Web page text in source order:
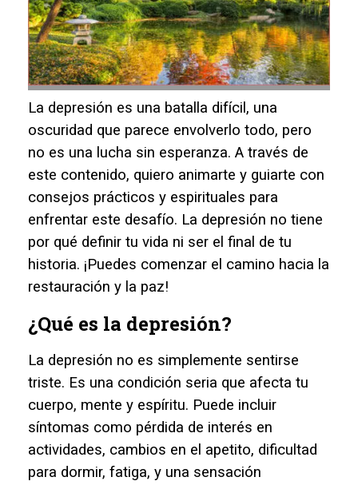
La depresión es una batalla difícil, una
oscuridad que parece envolverlo todo, pero
no es una lucha sin esperanza. A través de
este contenido, quiero animarte y guiarte con
consejos prácticos y espirituales para
enfrentar este desafío. La depresión no tiene
por qué definir tu vida ni ser el final de tu
historia. ¡Puedes comenzar el camino hacia la
restauración y la paz!
¿Qué es la depresión?
La depresión no es simplemente sentirse
triste. Es una condición seria que afecta tu
cuerpo, mente y espíritu. Puede incluir
síntomas como pérdida de interés en
actividades, cambios en el apetito, dificultad
para dormir, fatiga, y una sensación